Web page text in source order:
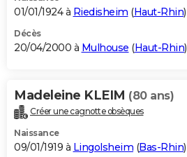
01/01/1924 à Riedisheim (Haut-Rhin)
Décès
20/04/2000 à Mulhouse (Haut-Rhin)
Madeleine KLEIM (80 ans)
Créer une cagnotte obsèques
Naissance
09/01/1919 à Lingolsheim (Bas-Rhin)